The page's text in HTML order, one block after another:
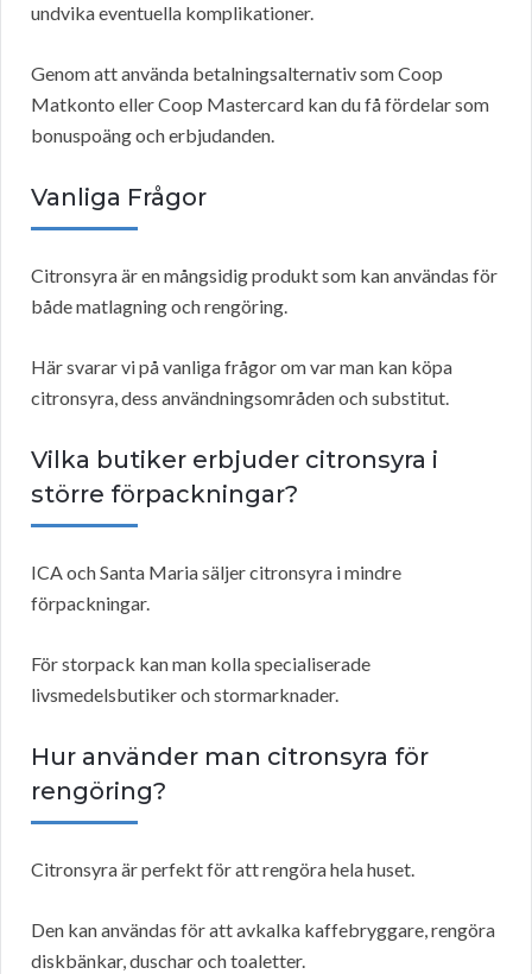
undvika eventuella komplikationer.
Genom att använda betalningsalternativ som Coop
Matkonto eller Coop Mastercard kan du få fördelar som
bonuspoäng och erbjudanden.
Vanliga Frågor
Citronsyra är en mångsidig produkt som kan användas för
både matlagning och rengöring.
Här svarar vi på vanliga frågor om var man kan köpa
citronsyra, dess användningsområden och substitut.
Vilka butiker erbjuder citronsyra i
större förpackningar?
ICA och Santa Maria säljer citronsyra i mindre
förpackningar.
För storpack kan man kolla specialiserade
livsmedelsbutiker och stormarknader.
Hur använder man citronsyra för
rengöring?
Citronsyra är perfekt för att rengöra hela huset.
Den kan användas för att avkalka kaffebryggare, rengöra
diskbänkar, duschar och toaletter.